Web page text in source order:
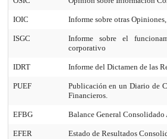
IOIC Informe sobre otras
ISGC
Informe sobre el
corporativo
IDRT Informe del Dictamen de las
PUEF
Publicación en un Diario de
Financieros.
EFBG Balance General Consolidado
EFER Estado de Resultados